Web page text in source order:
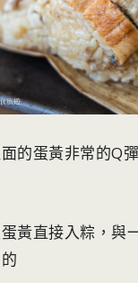
的蛋黃非常的Q
黃直接入粽，與